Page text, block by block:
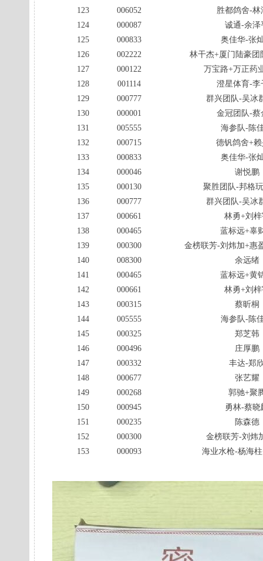
123 006052
胜都鸽舍-林
124
000087
诚通-余泽
125
000833
奥佳华-张
126
002222
林干杰+厦门陆豪团
127
000122
万宝路+万正药
128
001114
澄星体育-李
129
000777
群兴团队-吴冰
130
000001
金冠团队-蔡
131
005555
海参队-陈
132
000715
德钒鸽舍+
133
000833
奥佳华-张
134
000046
谢悦鹏
135
000130
聚胜团队-邦格
136
000777
群兴团队-吴冰
137
000661
林勇+刘梓
138
000465
蓝标远+辜
139
000300
金榜联芳-刘炜加+惠
140
008300
余远绪
141
000465
蓝标远+黄
142
000661
林勇+刘梓
143
000315
蔡昕桐
144
005555
海参队-陈
145
000325
郑芝韩
146
000496
庄厚鹏
147
000332
丰达-郑
148
000677
张艺耀
149
000268
郭驰+聚
150
000945
勇林-蔡晓
151
000235
陈森德
152
000300
金榜联芳-刘炜
153
000093 海业水枪-杨海